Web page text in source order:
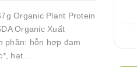
Organic Plant Protein
Organic Xuất
phần: hỗn hợp đạm
hạt...